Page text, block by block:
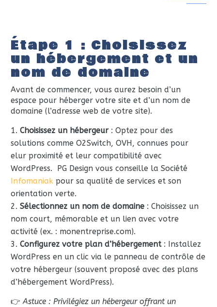
Étape 1 : Choisissez
un hébergement et un
nom de domaine
Avant de commencer, vous aurez besoin d’un
espace pour héberger votre site et d’un nom de
domaine (l’adresse web de votre site).
Choisissez un hébergeur: Optez pour des
solutions comme O2Switch, OVH, connues pour
elur proximité et leur compatibilité avec
WordPress. PG Design vous conseille la Société
Infomaniak pour sa qualité de services et son
orientation verte.
Sélectionnez un nom de domaine : Choisissez un
nom court, mémorable et un lien avec votre
activité (ex. : monentreprise.com).
Configurez votre plan d’hébergement: Installez
WordPress en un clic via le panneau de contrôle de
votre hébergeur (souvent proposé avec des plans
d’hébergement WordPress).
👉Astuce : Privilégiez un hébergeur offrant un